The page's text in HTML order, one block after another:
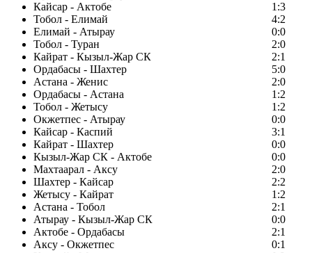
Кайсар - Актобе
1:3
Тобол - Елимай
4:2
Елимай - Атырау
0:0
Тобол - Туран
2:0
Кайрат - Кызыл-Жар СК
2:1
Ордабасы - Шахтер
5:0
Астана - Женис
2:0
Ордабасы - Астана
1:2
Тобол - Жетысу
1:2
Окжетпес - Атырау
0:0
Кайсар - Каспий
3:1
Кайрат - Шахтер
0:0
Кызыл-Жар СК - Актобе
0:0
Махтаарал - Аксу
2:0
Шахтер - Кайсар
2:2
Жетысу - Кайрат
1:2
Астана - Тобол
2:1
Атырау - Кызыл-Жар СК
0:0
Актобе - Ордабасы
2:1
Аксу - Окжетпес
0:1